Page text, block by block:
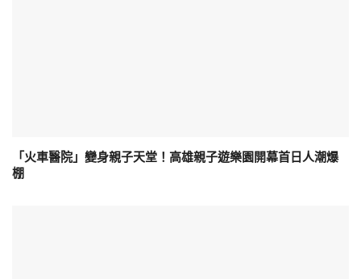
「火車醫院」變身親子天堂！高雄親子遊樂園開幕首日人潮爆
棚